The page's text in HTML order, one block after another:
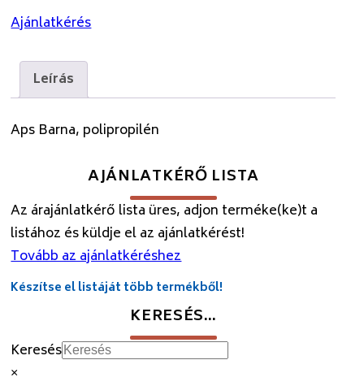
Ajánlatkérés
Leírás
Aps Barna, polipropilén
AJÁNLATKÉRŐ LISTA
Az árajánlatkérő lista üres, adjon terméke(ke)t a
listához és küldje el az ajánlatkérést!
Tovább az ajánlatkéréshez
Készítse el listáját több termékből!
KERESÉS…
Keresés
×